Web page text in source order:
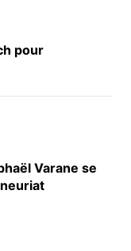
pour
Varane se